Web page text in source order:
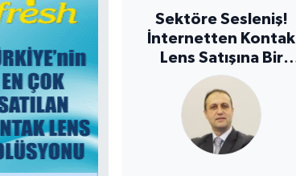
Sektöre Sesleniş!
İnternetten Kontak
Lens Satışına Bir
Gözlükçü Olarak
Hakkımı Helal
Etmiyorum!
Süper Lig Puan Durumu ve Fikstür
Tüm Manşetler
Son Dakika Haberleri
Haber Arşivi